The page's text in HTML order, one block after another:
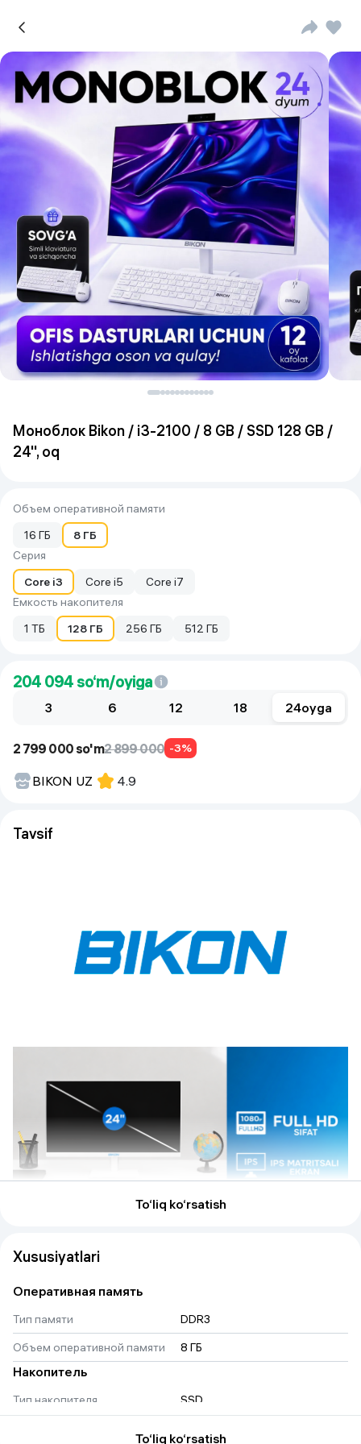
Моноблок Bikon / i3-2100 / 8 GB / SSD 128 GB /
24", oq
Объем оперативной памяти
16 ГБ
8 ГБ
Серия
Core i3
Core i5
Core i7
Емкость накопителя
1 ТБ
128 ГБ 256 ГБ 512 ГБ
204 094 so‘m/oyiga
3 6 12 18 24oyga
2 799 000 so'm2 899 000 -3%
BIKON UZ 4.9
Tavsif
To‘liq ko‘rsatish
Xususiyatlari
Оперативная память
Тип памяти
DDR3
Объем оперативной памяти
8 ГБ
Накопитель
Тип накопителя
SSD
To‘liq ko‘rsatish